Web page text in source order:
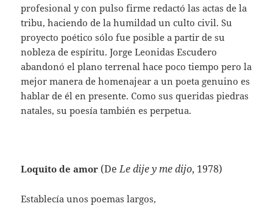
profesional y con pulso firme redactó las actas de la
tribu, haciendo de la humildad un culto civil. Su
proyecto poético sólo fue posible a partir de su
nobleza de espíritu. Jorge Leonidas Escudero
abandonó el plano terrenal hace poco tiempo pero la
mejor manera de homenajear a un poeta genuino es
hablar de él en presente. Como sus queridas piedras
natales, su poesía también es perpetua.
Loquito de amor (DeLe dije y me dijo, 1978)
Establecía unos poemas largos,